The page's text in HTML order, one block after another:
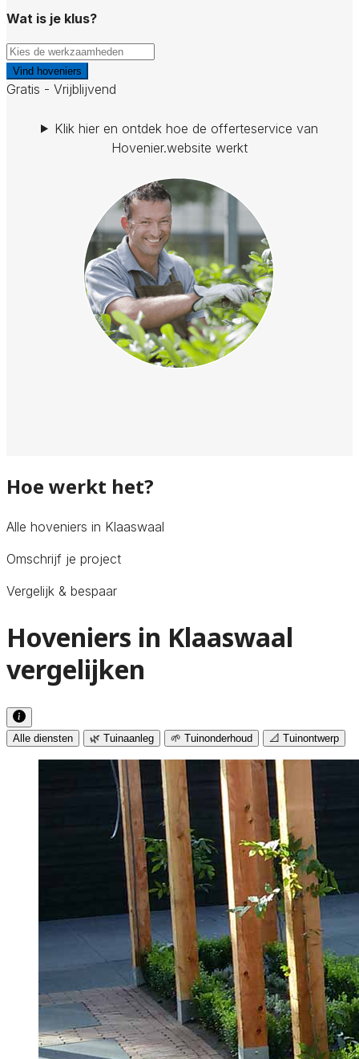
Wat is je klus?
Vind hoveniers
Gratis - Vrijblijvend
Klik hier en ontdek hoe de offerteservice van
Hovenier.website werkt
Hoe werkt het?
Alle hoveniers in Klaaswaal
Omschrijf je project
Vergelijk & bespaar
Hoveniers in Klaaswaal
vergelijken
Alle diensten 🌿 Tuinaanleg 🌱 Tuinonderhoud 📐 Tuinontwerp